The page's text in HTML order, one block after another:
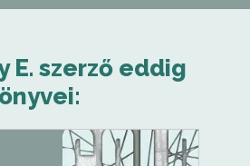
E. szerző eddig